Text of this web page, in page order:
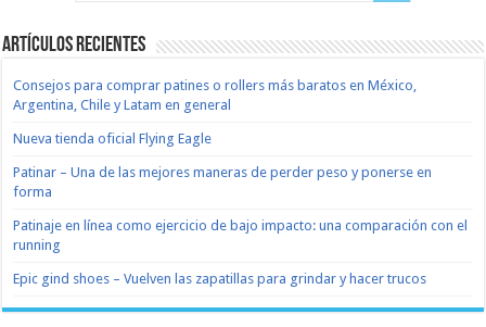
Artículos recientes
Consejos para comprar patines o rollers más baratos en México,
Argentina, Chile y Latam en general
Nueva tienda oficial Flying Eagle
Patinar – Una de las mejores maneras de perder peso y ponerse en
forma
Patinaje en línea como ejercicio de bajo impacto: una comparación con el
running
Epic gind shoes – Vuelven las zapatillas para grindar y hacer trucos